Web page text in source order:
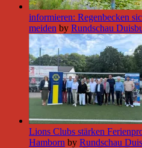
informieren: Regenbecken
meiden by Rundschau
Lions Clubs stärken
Hamborn by Rundschau